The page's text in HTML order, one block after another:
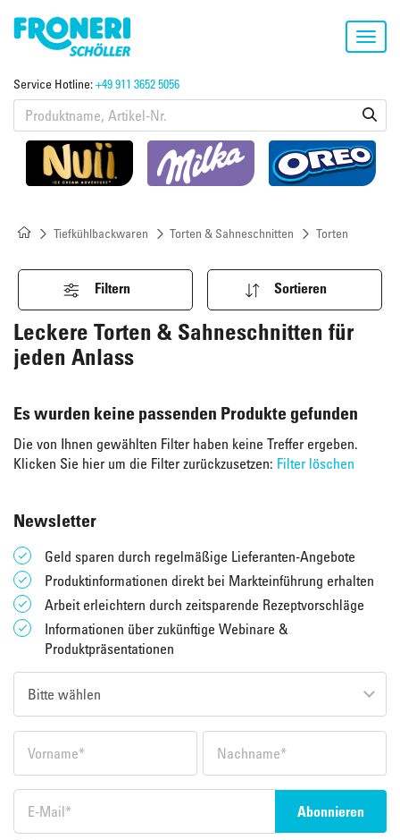
Service Hotline:+49 911 3652 5056
Tiefkühlbackwaren Torten & Sahneschnitten Torten
Filtern Sortieren
Leckere Torten & Sahneschnitten für
jeden Anlass
Es wurden keine passenden Produkte gefunden
Die von Ihnen gewählten Filter haben keine Treffer ergeben.
Klicken Sie hier um die Filter zurückzusetzen: Filter löschen
Newsletter
Geld sparen durch regelmäßige Lieferanten-Angebote
Produktinformationen direkt bei Markteinführung erhalten
Arbeit erleichtern durch zeitsparende Rezeptvorschläge
Informationen über zukünftige Webinare &
Produktpräsentationen